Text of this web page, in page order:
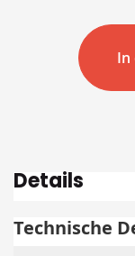
In
Details
Technische